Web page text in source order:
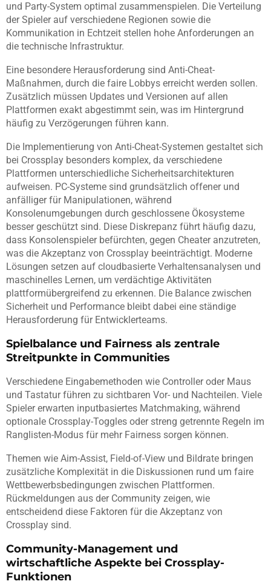
und Party-System optimal zusammenspielen. Die Verteilung
der Spieler auf verschiedene Regionen sowie die
Kommunikation in Echtzeit stellen hohe Anforderungen an
die technische Infrastruktur.
Eine besondere Herausforderung sind Anti-Cheat-
Maßnahmen, durch die faire Lobbys erreicht werden sollen.
Zusätzlich müssen Updates und Versionen auf allen
Plattformen exakt abgestimmt sein, was im Hintergrund
häufig zu Verzögerungen führen kann.
Die Implementierung von Anti-Cheat-Systemen gestaltet sich
bei Crossplay besonders komplex, da verschiedene
Plattformen unterschiedliche Sicherheitsarchitekturen
aufweisen. PC-Systeme sind grundsätzlich offener und
anfälliger für Manipulationen, während
Konsolenumgebungen durch geschlossene Ökosysteme
besser geschützt sind. Diese Diskrepanz führt häufig dazu,
dass Konsolenspieler befürchten, gegen Cheater anzutreten,
was die Akzeptanz von Crossplay beeinträchtigt. Moderne
Lösungen setzen auf cloudbasierte Verhaltensanalysen und
maschinelles Lernen, um verdächtige Aktivitäten
plattformübergreifend zu erkennen. Die Balance zwischen
Sicherheit und Performance bleibt dabei eine ständige
Herausforderung für Entwicklerteams.
Spielbalance und Fairness als zentrale
Streitpunkte in Communities
Verschiedene Eingabemethoden wie Controller oder Maus
und Tastatur führen zu sichtbaren Vor- und Nachteilen. Viele
Spieler erwarten inputbasiertes Matchmaking, während
optionale Crossplay-Toggles oder streng getrennte Regeln im
Ranglisten-Modus für mehr Fairness sorgen können.
Themen wie Aim-Assist, Field-of-View und Bildrate bringen
zusätzliche Komplexität in die Diskussionen rund um faire
Wettbewerbsbedingungen zwischen Plattformen.
Rückmeldungen aus der Community zeigen, wie
entscheidend diese Faktoren für die Akzeptanz von
Crossplay sind.
Community-Management und
wirtschaftliche Aspekte bei Crossplay-
Funktionen